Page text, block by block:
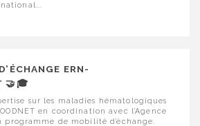
ERN-
🤝🎓
sur les maladies hématologiques
en coordination avec l’Agence
programme de mobilité d’échange.